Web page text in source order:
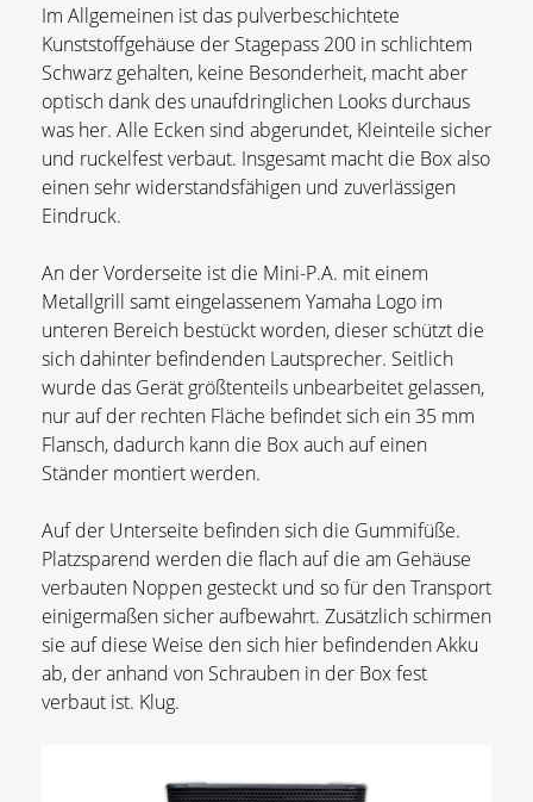
Im Allgemeinen ist das pulverbeschichtete
Kunststoffgehäuse der Stagepass 200 in schlichtem
Schwarz gehalten, keine Besonderheit, macht aber
optisch dank des unaufdringlichen Looks durchaus
was her. Alle Ecken sind abgerundet, Kleinteile sicher
und ruckelfest verbaut. Insgesamt macht die Box also
einen sehr widerstandsfähigen und zuverlässigen
Eindruck.
An der Vorderseite ist die Mini-P.A. mit einem
Metallgrill samt eingelassenem Yamaha Logo im
unteren Bereich bestückt worden, dieser schützt die
sich dahinter befindenden Lautsprecher. Seitlich
wurde das Gerät größtenteils unbearbeitet gelassen,
nur auf der rechten Fläche befindet sich ein 35 mm
Flansch, dadurch kann die Box auch auf einen
Ständer montiert werden.
Auf der Unterseite befinden sich die Gummifüße.
Platzsparend werden die flach auf die am Gehäuse
verbauten Noppen gesteckt und so für den Transport
einigermaßen sicher aufbewahrt. Zusätzlich schirmen
sie auf diese Weise den sich hier befindenden Akku
ab, der anhand von Schrauben in der Box fest
verbaut ist. Klug.